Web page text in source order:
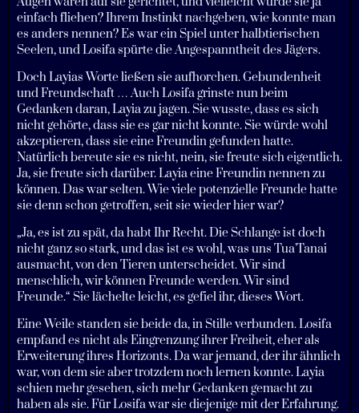
einfach fliehen? Ihrem Instinkt nachgeben, wie konnte man
es anders nennen? Es war ein Spiel unter halbtierischen
Seelen, und Losifa spürte die Angespanntheit des Jägers.
Doch Layias Worte ließen sie aufhorchen. Gebundenheit
und Freundschaft … Auch Losifa grinste nun beim
Gedanken daran, Layia zu jagen. Sie wusste, dass es sich
nicht gehörte, dass sie es gar nicht konnte. Sie würde wohl
akzeptieren, dass sie eine Freundin gefunden hatte.
Natürlich bereute sie es nicht, nein, sie freute sich eigentlich.
Ja, sie freute sich darüber. Layia eine Freundin nennen zu
können. Das war selten. Wie viele potenzielle Freunde hatte
sie denn schon getroffen, seit sie wieder hier war?
„Ja, es ist zu spät, da habt Ihr Recht. Die Schlange ist doch
nicht ganz so stark, und das ist es wohl, was uns Tua'Tanai
ausmacht, von den Tieren unterscheidet. Wir sind
menschlich, wir können Freunde werden. Wir sind
Freunde.“ Sie lächelte leicht, es gefiel ihr, dieses Wort.
Eine Weile standen sie beide da, in Stille verbunden. Losifa
empfand es nicht als Eingrenzung ihrer Freiheit, eher als
Erweiterung ihres Horizonts. Da war jemand, der ihr ähnlich
war, von dem sie aber trotzdem noch lernen konnte. Layia
schien mehr gesehen, sich mehr Gedanken gemacht zu
haben als sie. Für Losifa war sie diejenige mit der Erfahrung.